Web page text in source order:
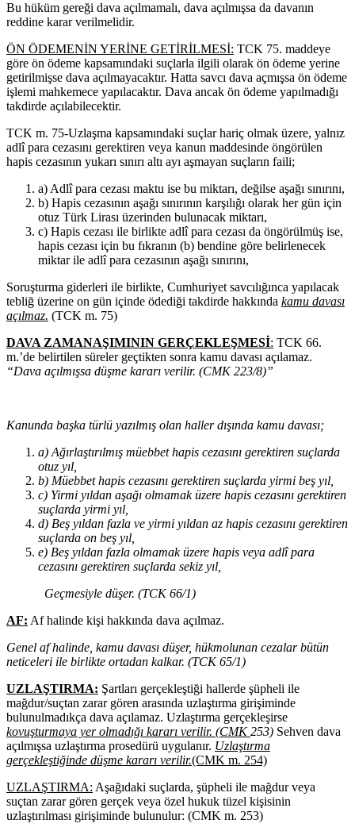
Bu hüküm gereği dava açılmamalı, dava açılmışsa da davanın
reddine karar verilmelidir.
ÖN ÖDEMENİN YERİNE GETİRİLMESİ: TCK 75. maddeye
göre ön ödeme kapsamındaki suçlarla ilgili olarak ön ödeme yerine
getirilmişse dava açılmayacaktır. Hatta savcı dava açmışsa ön ödeme
işlemi mahkemece yapılacaktır. Dava ancak ön ödeme yapılmadığı
takdirde açılabilecektir.
TCK m. 75-Uzlaşma kapsamındaki suçlar hariç olmak üzere, yalnız
adlî para cezasını gerektiren veya kanun maddesinde öngörülen
hapis cezasının yukarı sınırı altı ayı aşmayan suçların faili;
a) Adlî para cezası maktu ise bu miktarı, değilse aşağı sınırını,
b) Hapis cezasının aşağı sınırının karşılığı olarak her gün için
otuz Türk Lirası üzerinden bulunacak miktarı,
c) Hapis cezası ile birlikte adlî para cezası da öngörülmüş ise,
hapis cezası için bu fıkranın (b) bendine göre belirlenecek
miktar ile adlî para cezasının aşağı sınırını,
Soruşturma giderleri ile birlikte, Cumhuriyet savcılığınca yapılacak
tebliğ üzerine on gün içinde ödediği takdirde hakkında kamu davası
açılmaz. (TCK m. 75)
DAVA ZAMANAŞIMININ GERÇEKLEŞMESİ: TCK 66.
m.’de belirtilen süreler geçtikten sonra kamu davası açılamaz.
“Dava açılmışsa düşme kararı verilir. (CMK 223/8)”
Kanunda başka türlü yazılmış olan haller dışında kamu davası;
a) Ağırlaştırılmış müebbet hapis cezasını gerektiren suçlarda
otuz yıl,
b) Müebbet hapis cezasını gerektiren suçlarda yirmi beş yıl,
c) Yirmi yıldan aşağı olmamak üzere hapis cezasını gerektiren
suçlarda yirmi yıl,
d) Beş yıldan fazla ve yirmi yıldan az hapis cezasını gerektiren
suçlarda on beş yıl,
e) Beş yıldan fazla olmamak üzere hapis veya adlî para
cezasını gerektiren suçlarda sekiz yıl,
Geçmesiyle düşer. (TCK 66/1)
AF: Af halinde kişi hakkında dava açılmaz.
Genel af halinde, kamu davası düşer, hükmolunan cezalar bütün
neticeleri ile birlikte ortadan kalkar. (TCK 65/1)
UZLAŞTIRMA: Şartları gerçekleştiği hallerde şüpheli ile
mağdur/suçtan zarar gören arasında uzlaştırma girişiminde
bulunulmadıkça dava açılamaz. Uzlaştırma gerçekleşirse
kovuşturmaya yer olmadığı kararı verilir. (CMK253) Sehven dava
açılmışsa uzlaştırma prosedürü uygulanır. Uzlaştırma
gerçekleştiğinde düşme kararı verilir.(CMK m. 254)
UZLAŞTIRMA: Aşağıdaki suçlarda, şüpheli ile mağdur veya
suçtan zarar gören gerçek veya özel hukuk tüzel kişisinin
uzlaştırılması girişiminde bulunulur: (CMK m. 253)